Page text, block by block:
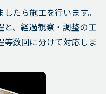
たら施工を行います。
、経過観察・調整の工
数回に分けて対応しま